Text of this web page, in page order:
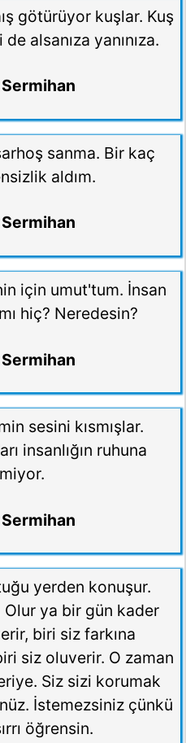
götürüyor kuşlar. Kuş
alsanıza yanınıza.
sanma. Bir kaç
aldım.
için umut'tum. İnsan
hiç? Neredesin?
sesini kısmışlar.
insanlığın ruhuna
yerden konuşur.
ya bir gün kader
biri siz farkına
siz oluverir. O zaman
Siz sizi korumak
İstemezsiniz çünkü
öğrensin.